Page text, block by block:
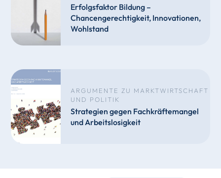
Erfolgsfaktor Bildung –
Chancengerechtigkeit, Innovationen,
Wohlstand
ARGUMENTE ZU MARKTWIRTSCHAFT
UND POLITIK
Strategien gegen Fachkräftemangel
und Arbeitslosigkeit